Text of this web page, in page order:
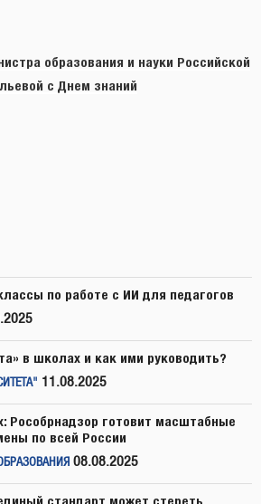
образования и науки Российской
с Днем знаний
по работе с ИИ для педагогов
в школах и как ими руководить?
11.08.2025
Рособрнадзор готовит масштабные
по всей России
08.08.2025
стандарт может стереть